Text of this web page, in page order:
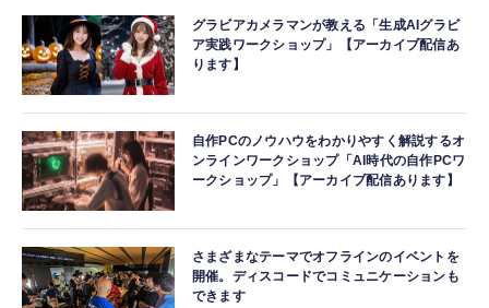
グラビアカメラマンが教える「生成AIグラビ
ア実践ワークショップ」【アーカイブ配信あ
ります】
自作PCのノウハウをわかりやすく解説するオ
ンラインワークショップ「AI時代の自作PCワ
ークショップ」【アーカイブ配信あります】
さまざまなテーマでオフラインのイベントを
開催。ディスコードでコミュニケーションも
できます